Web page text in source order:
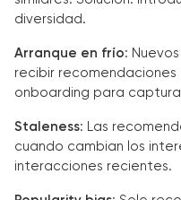
diversidad.
Arranque en frío:
recibir recomendaciones
onboarding para
Staleness: Las
cuando cambian los
interacciones recientes.